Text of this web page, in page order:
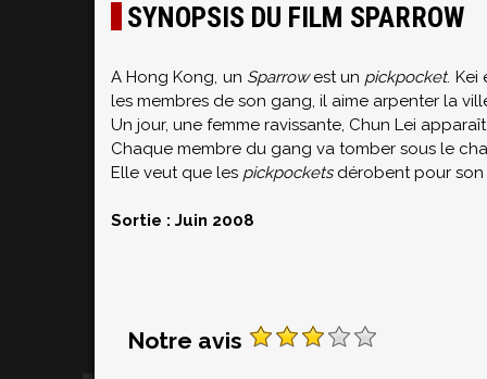
SYNOPSIS DU FILM SPARROW
A Hong Kong, un Sparrowest un pickpocket. Kei
les membres de son gang, il aime arpenter la
Un jour, une femme ravissante, Chun Lei
Chaque membre du gang va tomber sous le
Elle veut que les pickpocketsdérobent pour son
Sortie : Juin 2008
Notre avis